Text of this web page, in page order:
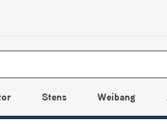
Stens Weibang